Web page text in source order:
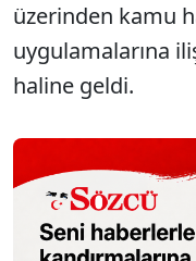
üzerinden kamu
uygulamalarına
haline geldi.